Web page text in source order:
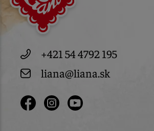
+421 54 4792 195
liana@liana.sk